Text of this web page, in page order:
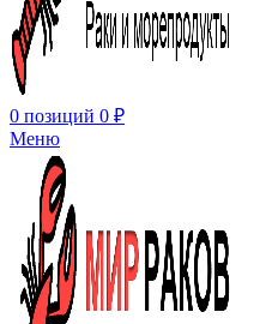
0 позиций 0 ₽
Меню